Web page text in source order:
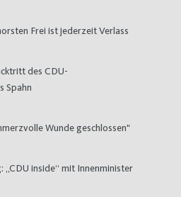
Frei ist jederzeit Verlass
des CDU-
Spahn
Wunde geschlossen"
„CDU inside“ mit Innenminister